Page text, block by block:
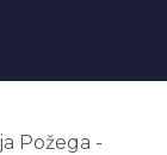
Požega -